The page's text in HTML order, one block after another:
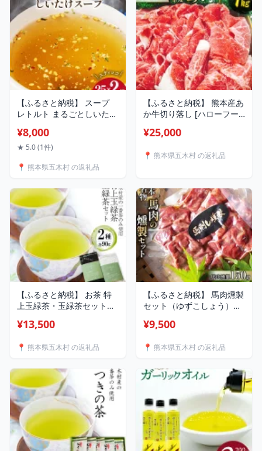
【ふるさと納税】 スープ
レトルト まるごとしいたけ
守唄の里五木 熊本県 五木
村 51120333] インスタン
セット
¥8,000
★ 5.0 (1件)
📍 熊本県五木村 の返礼品
【ふるさと納税】 熊本産あ
か牛切り落し [ハローフー
51120307] 牛肉 モモ 肩 バ
村 特産
¥25,000
📍 熊本県五木村 の返礼品
【ふるさと納税】 お茶 特
上玉緑茶・玉緑茶セット
村 51120305] 緑茶 熊本県
¥13,500
📍 熊本県五木村 の返礼品
【ふるさと納税】 馬肉燻製
セット（ゆずこしょう）
木村 51120322] 馬肉燻製
椒 柚子こしょう ゆず胡椒
¥9,500
📍 熊本県五木村 の返礼品